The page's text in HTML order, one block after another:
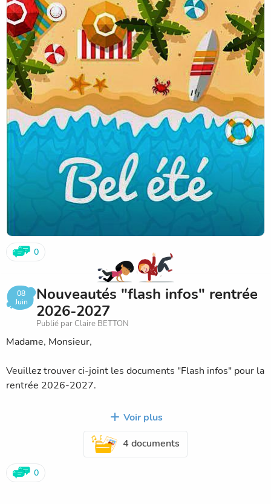
L'équipe éducative, les bureaux de l'APEL et de l'OGEC
ainsi que la direction vous souhaitent de très belles
vacances.
Au plaisir de vous retrouver le lundi 31 août pour une
nouvelle année scolaire.
0
08
Juin
Nouveautés "flash infos" rentrée
2026-2027
Publié par Claire BETTON
Madame, Monsieur,
Veuillez trouver ci-joint les documents "Flash infos" pour la
rentrée 2026-2027.
4 nouveautés pour la rentrée prochaine :
1- Changement calendrier scolaire 2026-2027
2- Changement horaires école 2026-2027
3- Changement tarification contribution scolaire 2026-
2027
Voir plus
4 documents
0